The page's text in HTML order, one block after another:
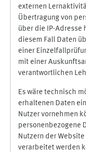
externen
Übertragung von
über die IP-Adresse
diesem Fall Daten
einer
mit einer
verantwortlichen
Es wäre technisch
erhaltenen Daten
Nutzer vornehmen
personenbezogene
Nutzern der
verarbeitet werden